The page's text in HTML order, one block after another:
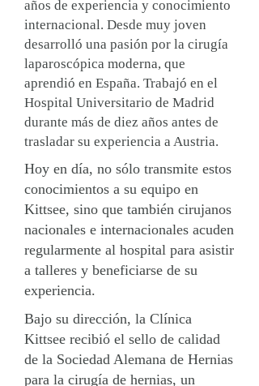
años de experiencia y conocimiento
internacional. Desde muy joven
desarrolló una pasión por la cirugía
laparoscópica moderna, que
aprendió en España. Trabajó en el
Hospital Universitario de Madrid
durante más de diez años antes de
trasladar su experiencia a Austria.
Hoy en día, no sólo transmite estos
conocimientos a su equipo en
Kittsee, sino que también cirujanos
nacionales e internacionales acuden
regularmente al hospital para asistir
a talleres y beneficiarse de su
experiencia.
Bajo su dirección, la Clínica
Kittsee recibió el sello de calidad
de la Sociedad Alemana de Hernias
para la cirugía de hernias, un